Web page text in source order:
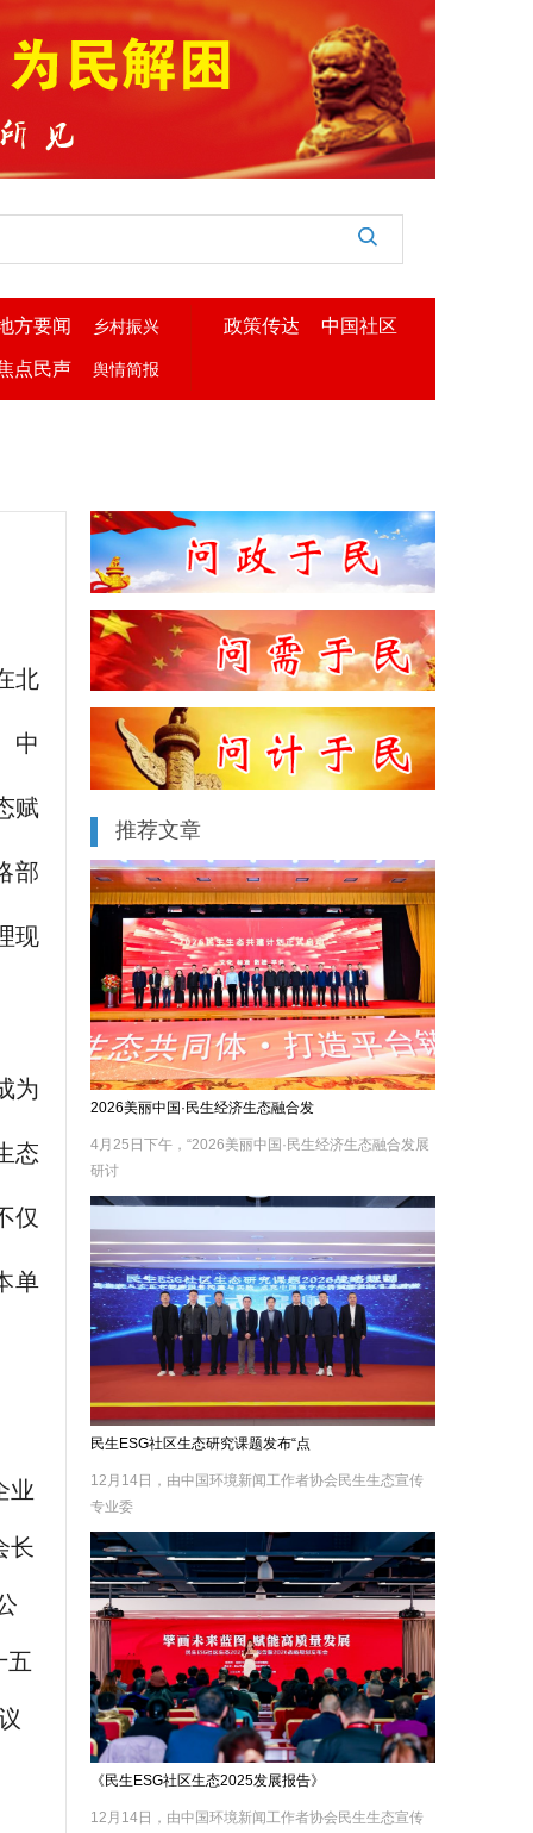
方要闻 乡村振兴
点民声 舆情简报
政策传达 中国社区
北
中
赋
部
现
为
态
仅
单
业
长
五
推荐文章
2026美丽中国·民生经济生态融合发
4月25日下午，“2026美丽中国·民生经济生态融合发展
研讨
民生ESG社区生态研究课题发布“点
12月14日，由中国环境新闻工作者协会民生生态宣传
专业委
《民生ESG社区生态2025发展报告》
12月14日，由中国环境新闻工作者协会民生生态宣传